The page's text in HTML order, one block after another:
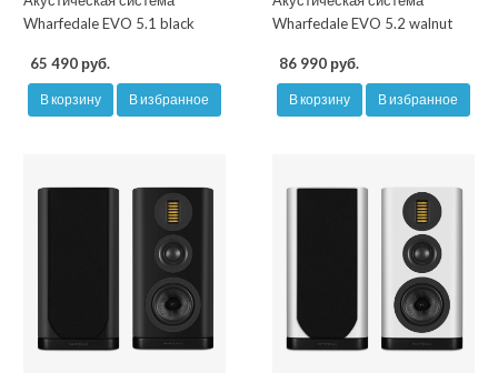
Wharfedale EVO 5.1 black
65 490 руб.
В корзину В избранное
Wharfedale EVO 5.2 walnut
86 990 руб.
В корзину В избранное